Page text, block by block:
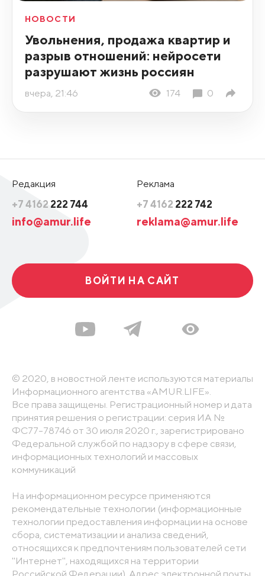
НОВОСТИ
Увольнения, продажа квартир и
разрыв отношений: нейросети
разрушают жизнь россиян
вчера, 21:46 174 0
Редакция
+7 4162 222 744
info@amur.life
Реклама
+7 4162 222 742
reklama@amur.life
ВОЙТИ НА САЙТ
© 2020, в новостной ленте используются материалы
Информационного агентства «AMUR.LIFE».
Все права защищены. Регистрационный номер и дата
принятия решения о регистрации: серия ИА №
ФС77-78746 от 30 июля 2020 г., зарегистрировано
Федеральной службой по надзору в сфере связи,
информационных технологий и массовых
коммуникаций
На информационном ресурсе применяются
рекомендательные технологии (информационные
технологии предоставления информации на основе
сбора, систематизации и анализа сведений,
относящихся к предпочтениям пользователей сети
"Интернет", находящихся на территории
Российской Федерации). Адрес электронной почты